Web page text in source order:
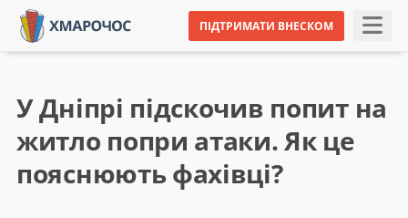
ПІДТРИМАТИ ВНЕСКОМ
У Дніпрі підскочив попит на
житло попри атаки. Як це
пояснюють фахівці?